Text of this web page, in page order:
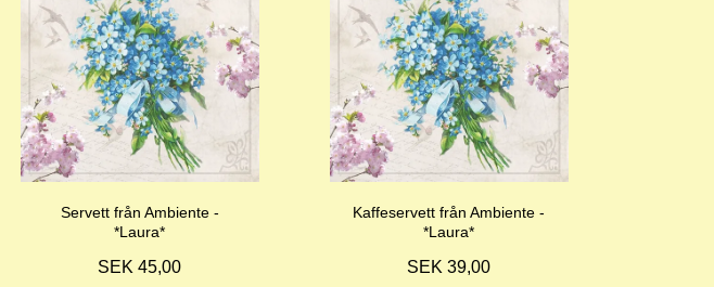
Servett från Ambiente -
*Laura*
SEK 45,00
Kaffeservett från Ambiente -
*Laura*
SEK 39,00